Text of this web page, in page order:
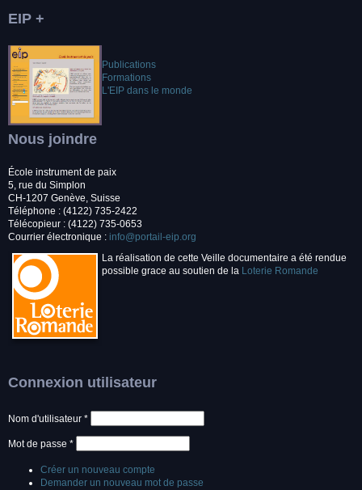
EIP +
Publications
Formations
L'EIP dans le monde
Nous joindre
École instrument de paix
5, rue du Simplon
CH-1207 Genève, Suisse
Téléphone : (4122) 735-2422
Télécopieur : (4122) 735-0653
Courrier électronique : info@portail-eip.org
La réalisation de cette Veille documentaire a été rendue
possible grace au soutien de la Loterie Romande
Connexion utilisateur
Nom d'utilisateur *
Mot de passe *
Créer un nouveau compte
Demander un nouveau mot de passe